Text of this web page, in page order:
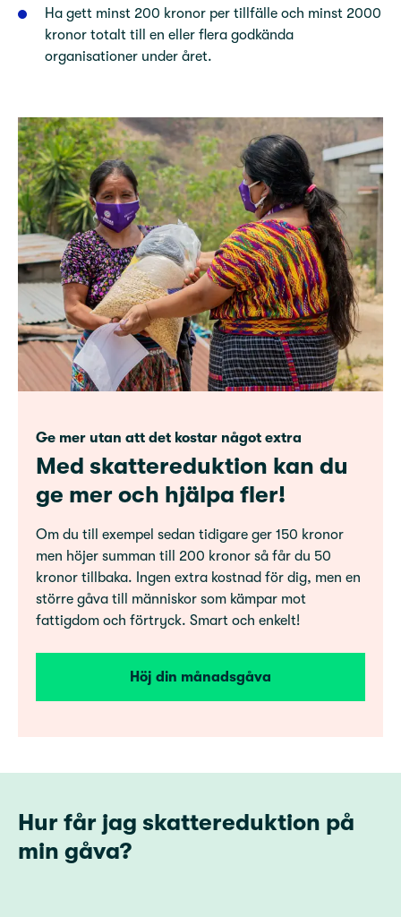
Ha gett minst 200 kronor per tillfälle och minst 2000
kronor totalt till en eller flera godkända
organisationer under året.
Ge mer utan att det kostar något extra
Med skattereduktion kan du
ge mer och hjälpa fler!
Om du till exempel sedan tidigare ger 150 kronor
men höjer summan till 200 kronor så får du 50
kronor tillbaka. Ingen extra kostnad för dig, men en
större gåva till människor som kämpar mot
fattigdom och förtryck. Smart och enkelt!
Höj din månadsgåva
Hur får jag skattereduktion på
min gåva?